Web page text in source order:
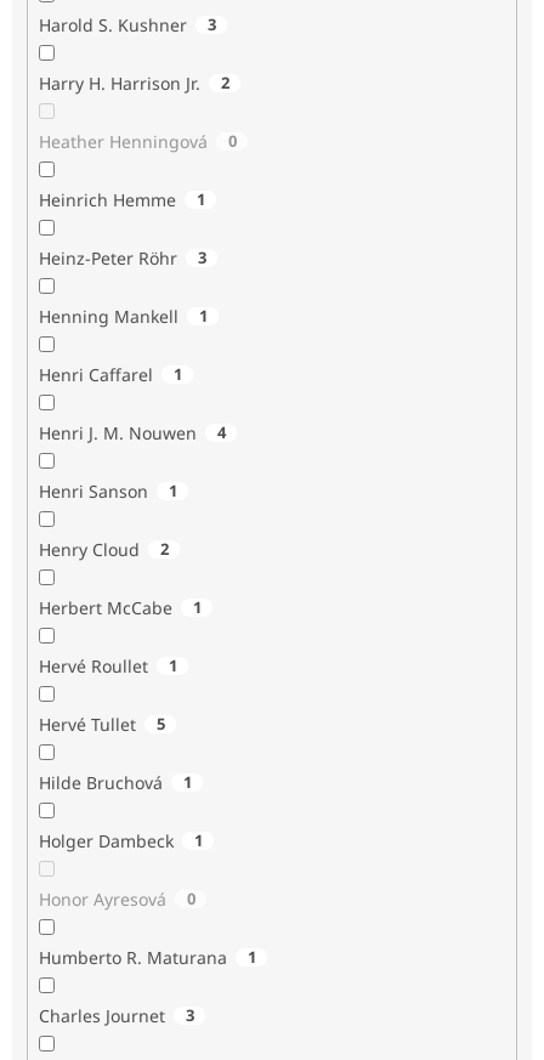
Harold S. Kushner 3
Harry H. Harrison Jr. 2
Heather Henningová 0
Heinrich Hemme 1
Heinz-Peter Röhr 3
Henning Mankell 1
Henri Caffarel 1
Henri J. M. Nouwen 4
Henri Sanson 1
Henry Cloud 2
Herbert McCabe 1
Hervé Roullet 1
Hervé Tullet 5
Hilde Bruchová 1
Holger Dambeck 1
Honor Ayresová 0
Humberto R. Maturana 1
Charles Journet 3